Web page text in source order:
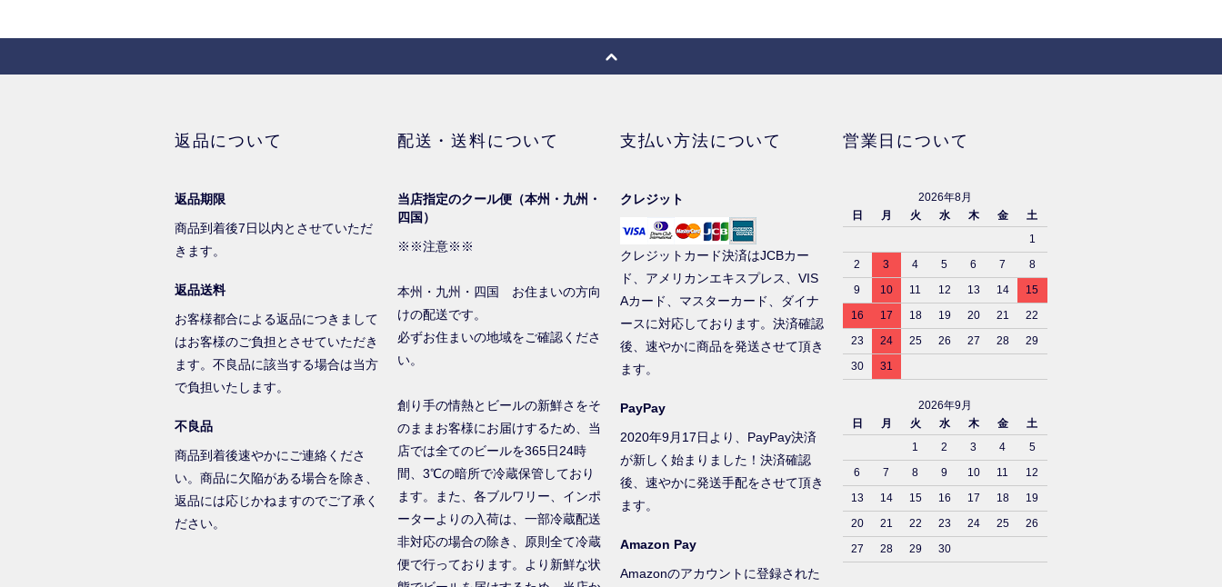
返品について
返品期限
商品到着後7日以内とさせていただ
きます。
返品送料
お客様都合による返品につきまして
はお客様のご負担とさせていただき
ます。不良品に該当する場合は当方
で負担いたします。
不良品
商品到着後速やかにご連絡くださ
い。商品に欠陥がある場合を除き、
返品には応じかねますのでご了承く
ださい。
配送・送料について
当店指定のクール便（本州・九州・
四国）
※※注意※※
本州・九州・四国 お住まいの方向
けの配送です。
必ずお住まいの地域をご確認くださ
い。
創り手の情熱とビールの新鮮さをそ
のままお客様にお届けするため、当
店では全てのビールを365日24時
間、3℃の暗所で冷蔵保管しており
ます。また、各ブルワリー、インポ
ーターよりの入荷は、一部冷蔵配送
非対応の場合の除き、原則全て冷蔵
便で行っております。より新鮮な状
支払い方法について
クレジット
クレジットカード決済はJCBカー
ド、アメリカンエキスプレス、VIS
Aカード、マスターカード、ダイナ
ースに対応しております。決済確認
後、速やかに商品を発送させて頂き
ます。
PayPay
2020年9月17日より、PayPay決済
が新しく始まりました！決済確認
後、速やかに発送手配をさせて頂き
ます。
Amazon Pay
Amazonのアカウントに登録された
営業日について
2026年8月
日
月 火 水 木 金
土
1
2
3 4 5 6 7
8
9
10 11 12 13 14
15
16
17 18 19 20 21
22
23
24 25 26 27 28
29
30
31
2026年9月
日
月 火 水 木 金
土
1
2 3 4
5
6
7 8 9 10 11
12
13
14 15 16 17 18
19
20
21 22 23 24 25
26
27
28 29 30